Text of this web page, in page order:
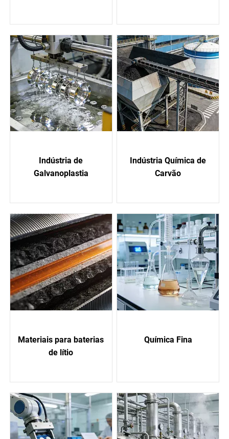
Indústria de
Galvanoplastia
Indústria Química de
Carvão
Materiais para baterias
de lítio
Química Fina